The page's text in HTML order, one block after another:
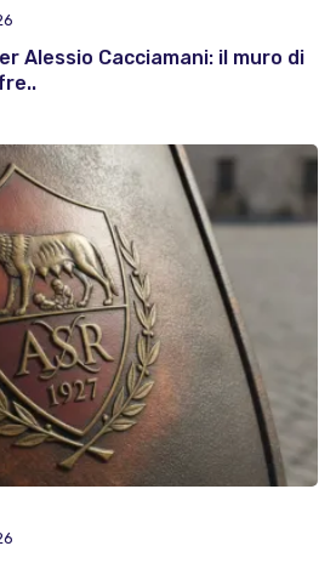
Alessio Cacciamani: il muro di